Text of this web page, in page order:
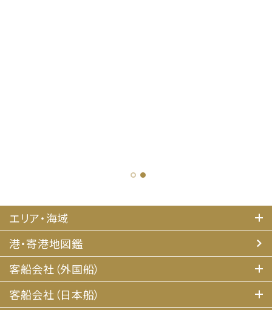
1 2
エリア・海域
港・寄港地図鑑
客船会社（外国船）
客船会社（日本船）